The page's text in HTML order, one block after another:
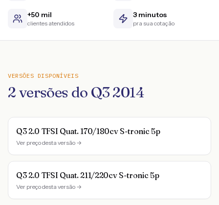
+50 mil
clientes atendidos
3 minutos
pra sua cotação
VERSÕES DISPONÍVEIS
2versões do Q32014
Q3 2.0 TFSI Quat. 170/180cv S-tronic 5p
Ver preço desta versão →
Q3 2.0 TFSI Quat. 211/220cv S-tronic 5p
Ver preço desta versão →